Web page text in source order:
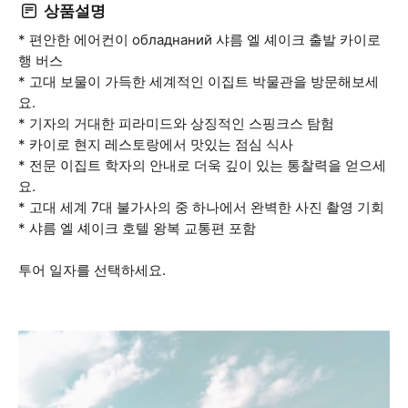
상품설명
* 편안한 에어컨이 обладнаний 샤름 엘 셰이크 출발 카이로
행 버스
* 고대 보물이 가득한 세계적인 이집트 박물관을 방문해보세
요.
* 기자의 거대한 피라미드와 상징적인 스핑크스 탐험
* 카이로 현지 레스토랑에서 맛있는 점심 식사
* 전문 이집트 학자의 안내로 더욱 깊이 있는 통찰력을 얻으세
요.
* 고대 세계 7대 불가사의 중 하나에서 완벽한 사진 촬영 기회
* 샤름 엘 셰이크 호텔 왕복 교통편 포함
투어 일자를 선택하세요.